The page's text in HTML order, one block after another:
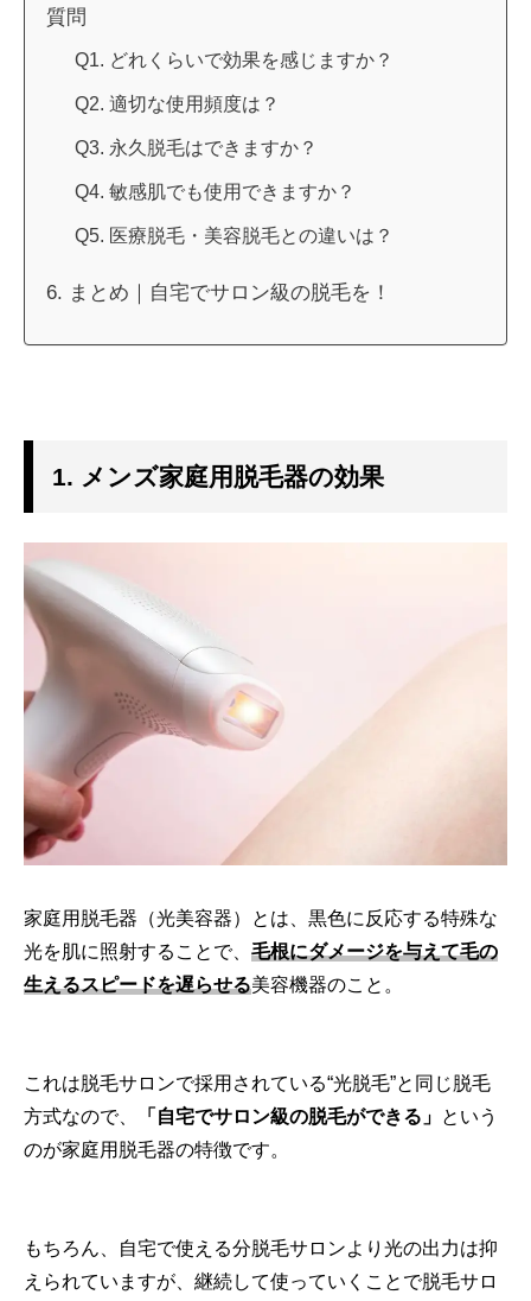
質問
Q1. どれくらいで効果を感じますか？
Q2. 適切な使用頻度は？
Q3. 永久脱毛はできますか？
Q4. 敏感肌でも使用できますか？
Q5. 医療脱毛・美容脱毛との違いは？
6. まとめ｜自宅でサロン級の脱毛を！
1. メンズ家庭用脱毛器の効果
家庭用脱毛器（光美容器）とは、黒色に反応する特殊な
光を肌に照射することで、 毛根にダメージを与えて毛の
生えるスピードを遅らせる美容機器のこと。
これは脱毛サロンで採用されている“光脱毛”と同じ脱毛
方式なので、
「自宅でサロン級の脱毛ができる」 という
のが家庭用脱毛器の特徴です。
もちろん、自宅で使える分脱毛サロンより光の出力は抑
えられていますが、継続して使っていくことで脱毛サロ